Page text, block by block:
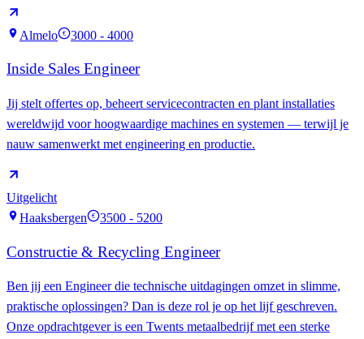
Almelo € 3000 - 4000
Inside Sales Engineer
Jij stelt offertes op, beheert servicecontracten en plant installaties
wereldwijd voor hoogwaardige machines en systemen — terwijl je
nauw samenwerkt met engineering en productie.
Uitgelicht
Haaksbergen
€ 3500 - 5200
Constructie & Recycling Engineer
Ben jij een Engineer die technische uitdagingen omzet in slimme,
praktische oplossingen? Dan is deze rol je op het lijf geschreven.
Onze opdrachtgever is een Twents metaalbedrijf met een sterke